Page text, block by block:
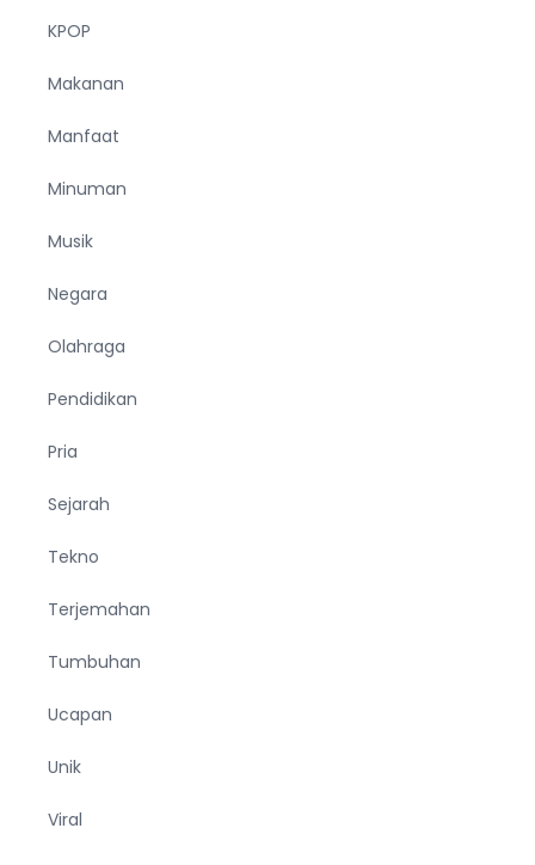
KPOP
Makanan
Manfaat
Minuman
Musik
Negara
Olahraga
Pendidikan
Pria
Sejarah
Tekno
Terjemahan
Tumbuhan
Ucapan
Unik
Viral